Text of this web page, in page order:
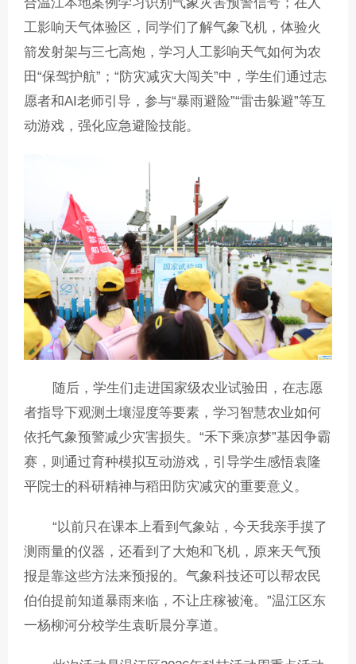
合温江本地案例学习识别气象灾害预警信号；在人
工影响天气体验区，同学们了解气象飞机，体验火
箭发射架与三七高炮，学习人工影响天气如何为农
田“保驾护航”；“防灾减灾大闯关”中，学生们通过志
愿者和AI老师引导，参与“暴雨避险”“雷击躲避”等互
动游戏，强化应急避险技能。
随后，学生们走进国家级农业试验田，在志愿
者指导下观测土壤湿度等要素，学习智慧农业如何
依托气象预警减少灾害损失。“禾下乘凉梦”基因争霸
赛，则通过育种模拟互动游戏，引导学生感悟袁隆
平院士的科研精神与稻田防灾减灾的重要意义。
“以前只在课本上看到气象站，今天我亲手摸了
测雨量的仪器，还看到了大炮和飞机，原来天气预
报是靠这些方法来预报的。气象科技还可以帮农民
伯伯提前知道暴雨来临，不让庄稼被淹。”温江区东
一杨柳河分校学生袁昕晨分享道。